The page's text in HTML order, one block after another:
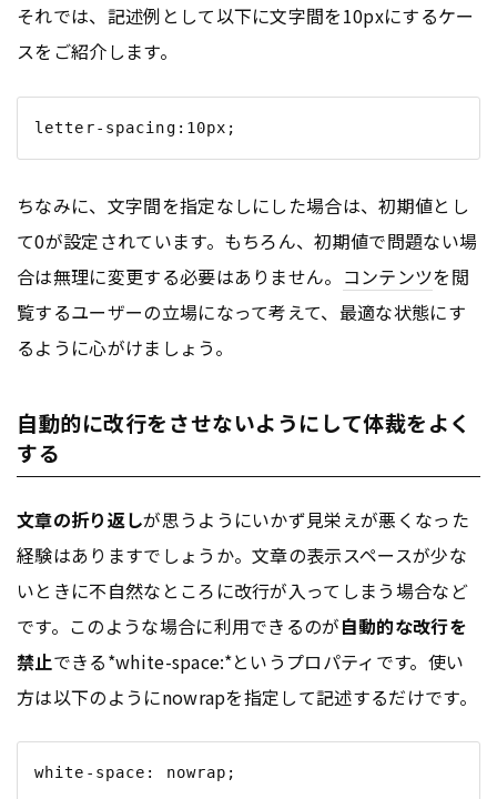
それでは、記述例として以下に文字間を10pxにするケー
スをご紹介します。
ちなみに、文字間を指定なしにした場合は、初期値とし
て0が設定されています。もちろん、初期値で問題ない場
合は無理に変更する必要はありません。 コンテンツを閲
覧するユーザーの立場になって考えて、最適な状態にす
るように心がけましょう。
自動的に改行をさせないようにして体裁をよく
する
文章の折り返しが思うようにいかず見栄えが悪くなった
経験はありますでしょうか。文章の表示スペースが少な
いときに不自然なところに改行が入ってしまう場合など
です。このような場合に利用できるのが自動的な改行を
禁止できる*white-space:*というプロパティです。使い
方は以下のようにnowrapを指定して記述するだけです。
white-space: nowrap;